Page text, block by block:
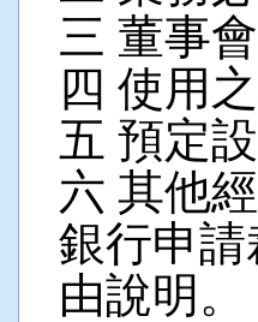
三 董事
四 使用
五 預定
六 其他
銀行申
由說明。